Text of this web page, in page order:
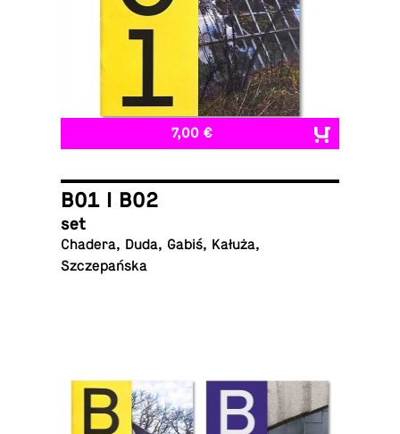
7,00 €
B01 I B02
set
Chadera, Duda, Gabiś, Kałuża,
Szczepańska